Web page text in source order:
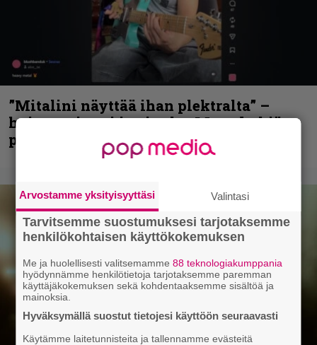
”Mitalini näyttää ihan plektralta” –
huippu-uimari jamittelee Megadethiä
palkinnollaan
Arvostamme yksityisyyttäsi Valintasi
Tarvitsemme suostumuksesi tarjotaksemme
henkilökohtaisen käyttökokemuksen
Me ja huolellisesti valitsemamme88 teknologiakumppania
hyödynnämme henkilötietoja tarjotaksemme paremman
käyttäjäkokemuksen sekä kohdentaaksemme sisältöä ja
mainoksia.
Hyväksymällä suostut tietojesi käyttöön seuraavasti
Käytämme laitetunnisteita ja tallennamme evästeitä